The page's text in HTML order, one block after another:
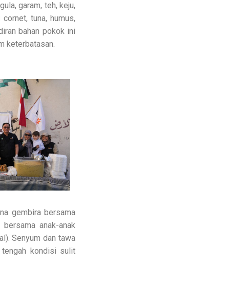
garam, teh, keju,
tuna, humus,
bahan pokok ini
keterbatasan.
gembira bersama
anak-anak
Senyum dan tawa
tengah kondisi sulit